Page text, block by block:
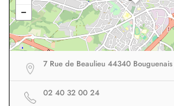
7 Rue de Beaulieu 44340 Bouguenais
02 40 32 00 24